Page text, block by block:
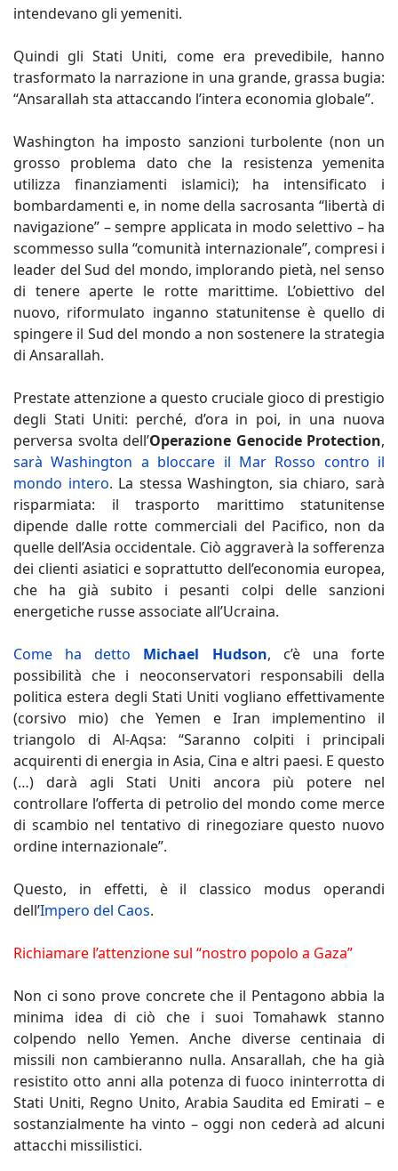
intendevano gli yemeniti.
Quindi gli Stati Uniti, come era prevedibile, hanno
trasformato la narrazione in una grande, grassa bugia:
“Ansarallah sta attaccando l’intera economia globale”.
Washington ha imposto sanzioni turbolente (non un
grosso problema dato che la resistenza yemenita
utilizza finanziamenti islamici); ha intensificato i
bombardamenti e, in nome della sacrosanta “libertà di
navigazione” – sempre applicata in modo selettivo – ha
scommesso sulla “comunità internazionale”, compresi i
leader del Sud del mondo, implorando pietà, nel senso
di tenere aperte le rotte marittime. L’obiettivo del
nuovo, riformulato inganno statunitense è quello di
spingere il Sud del mondo a non sostenere la strategia
di Ansarallah.
Prestate attenzione a questo cruciale gioco di prestigio
degli Stati Uniti: perché, d’ora in poi, in una nuova
perversa svolta dell’Operazione Genocide Protection,
sarà Washington a bloccare il Mar Rosso contro il
mondo intero. La stessa Washington, sia chiaro, sarà
risparmiata: il trasporto marittimo statunitense
dipende dalle rotte commerciali del Pacifico, non da
quelle dell’Asia occidentale. Ciò aggraverà la sofferenza
dei clienti asiatici e soprattutto dell’economia europea,
che ha già subito i pesanti colpi delle sanzioni
energetiche russe associate all’Ucraina.
Come ha detto Michael Hudson, c’è una forte
possibilità che i neoconservatori responsabili della
politica estera degli Stati Uniti vogliano effettivamente
(corsivo mio) che Yemen e Iran implementino il
triangolo di Al-Aqsa: “Saranno colpiti i principali
acquirenti di energia in Asia, Cina e altri paesi. E questo
(…) darà agli Stati Uniti ancora più potere nel
controllare l’offerta di petrolio del mondo come merce
di scambio nel tentativo di rinegoziare questo nuovo
ordine internazionale”.
Questo, in effetti, è il classico modus operandi
dell’Impero del Caos.
Richiamare l’attenzione sul “nostro popolo a Gaza”
Non ci sono prove concrete che il Pentagono abbia la
minima idea di ciò che i suoi Tomahawk stanno
colpendo nello Yemen. Anche diverse centinaia di
missili non cambieranno nulla. Ansarallah, che ha già
resistito otto anni alla potenza di fuoco ininterrotta di
Stati Uniti, Regno Unito, Arabia Saudita ed Emirati – e
sostanzialmente ha vinto – oggi non cederà ad alcuni
attacchi missilistici.